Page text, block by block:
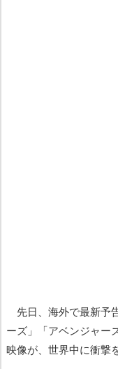
先日、海外で最新予
ーズ」「アベンジャー
映像が、世界中に衝撃